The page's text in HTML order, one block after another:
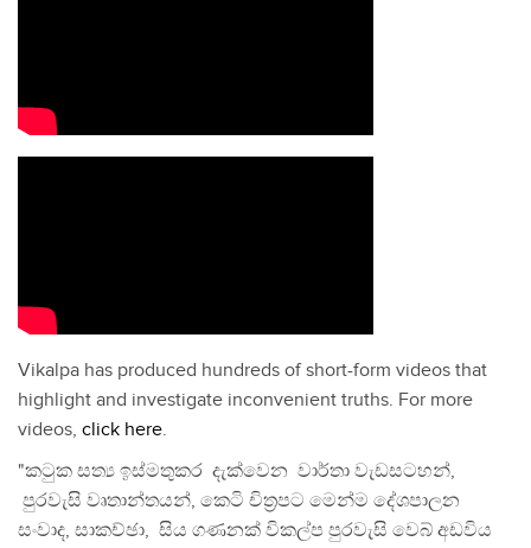
Vikalpa has produced hundreds of short-form videos that
highlight and investigate inconvenient truths. For more
videos, click here.
"කටුක සත්‍ය ඉස්මතුකර දැක්වෙන වාර්තා වැඩසටහන්,
පුරවැසි වෘතාන්තයන්, කෙටි චිත්‍රපට මෙන්ම දේශපාලන
සංවාද, සාකච්ඡා, සිය ගණනක් විකල්ප පුරවැසි වෙබ් අඩවිය